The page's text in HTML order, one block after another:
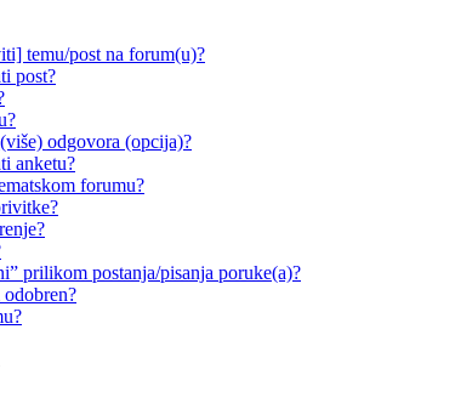
temu/post na forum(u)?
post?
odgovora (opcija)?
anketu?
forumu?
prilikom postanja/pisanja poruke(a)?